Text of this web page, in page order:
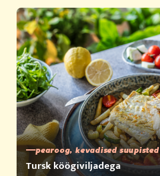
pearoog, kevadised suupisted
Tursk köögiviljadega